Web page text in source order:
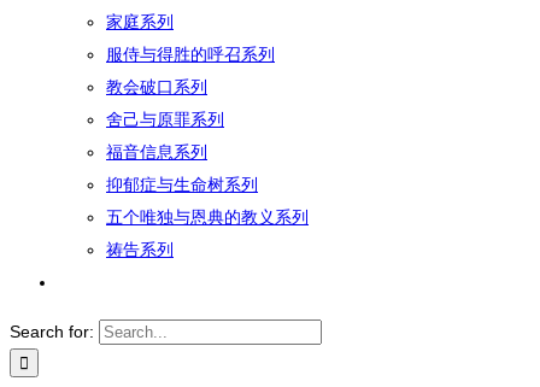
家庭系列
服侍与得胜的呼召系列
教会破口系列
舍己与原罪系列
福音信息系列
抑郁症与生命树系列
五个唯独与恩典的教义系列
祷告系列
Search for: